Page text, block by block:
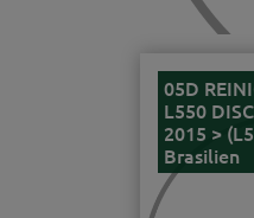
05D
L550
2015 >
Brasilien